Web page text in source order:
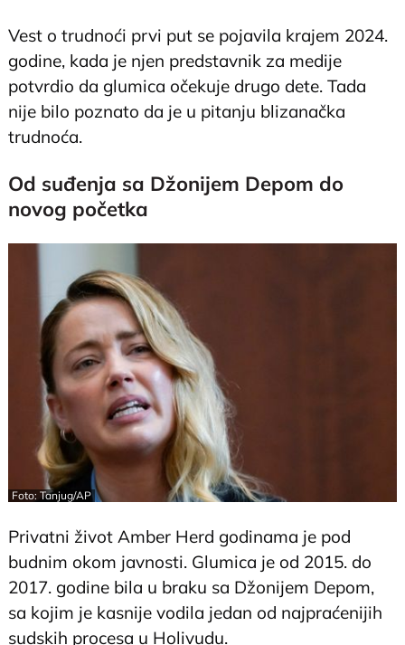
Vest o trudnoći prvi put se pojavila krajem 2024.
godine, kada je njen predstavnik za medije
potvrdio da glumica očekuje drugo dete. Tada
nije bilo poznato da je u pitanju blizanačka
trudnoća.
Od suđenja sa Džonijem Depom do
novog početka
Foto: Tanjug/AP
Privatni život Amber Herd godinama je pod
budnim okom javnosti. Glumica je od 2015. do
2017. godine bila u braku sa Džonijem Depom,
sa kojim je kasnije vodila jedan od najpraćenijih
sudskih procesa u Holivudu.